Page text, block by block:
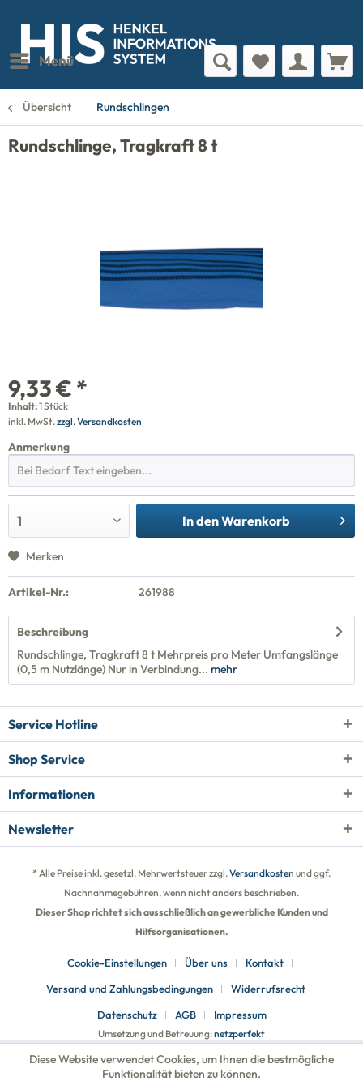
Menü
Übersicht Rundschlingen
Rundschlinge, Tragkraft 8 t
9,33 € *
Inhalt:1 Stück
inkl. MwSt.zzgl. Versandkosten
Anmerkung
In denWarenkorb
Merken
Artikel-Nr.: 261988
Beschreibung
Rundschlinge, Tragkraft 8 t Mehrpreis pro Meter Umfangslänge
(0,5 m Nutzlänge) Nur in Verbindung... mehr
Service Hotline
Shop Service
Informationen
Newsletter
* Alle Preise inkl. gesetzl. Mehrwertsteuer zzgl.Versandkosten und ggf.
Nachnahmegebühren, wenn nicht anders beschrieben.
Dieser Shop richtet sich ausschließlich an gewerbliche Kunden und
Hilfsorganisationen.
Cookie-Einstellungen Über uns
Kontakt
Versand und Zahlungsbedingungen
Widerrufsrecht
Datenschutz
AGB Impressum
Umsetzung und Betreuung:netzperfekt
Diese Website verwendet Cookies, um Ihnen die bestmögliche
Funktionalität bieten zu können.